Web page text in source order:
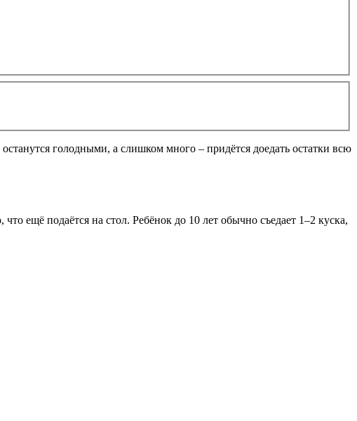
голодными, а слишком много – придётся доедать остатки всю
ещё подаётся на стол. Ребёнок до 10 лет обычно съедает 1–2 куска,